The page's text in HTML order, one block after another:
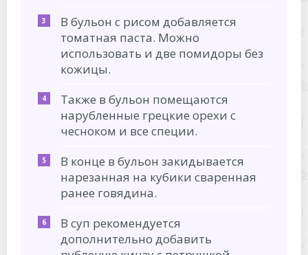
В бульон с рисом добавляется
томатная паста. Можно
использовать и две помидоры без
кожицы.
Также в бульон помещаются
нарубленные грецкие орехи с
чесноком и все специи.
В конце в бульон закидывается
нарезанная на кубики сваренная
ранее говядина.
В суп рекомендуется
дополнительно добавить